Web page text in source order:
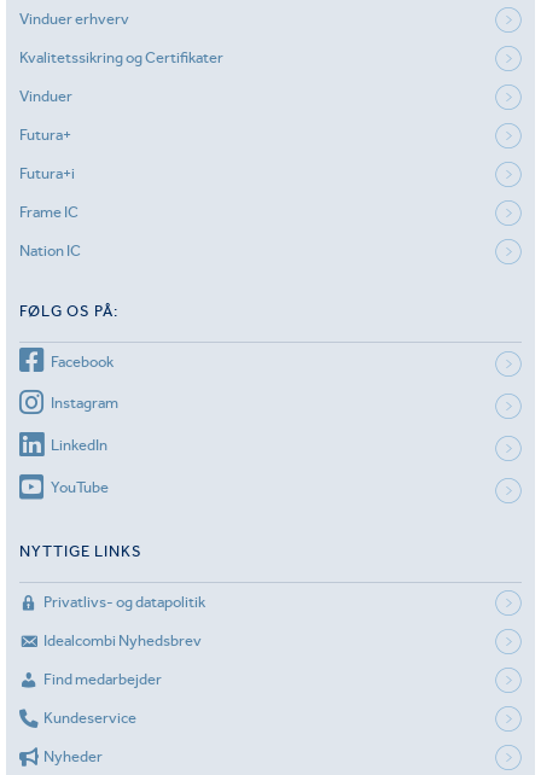
Vinduer erhverv
Kvalitetssikring og Certifikater
Vinduer
Futura+
Futura+i
Frame IC
Nation IC
FØLG OS PÅ:
Facebook
Instagram
LinkedIn
YouTube
NYTTIGE LINKS
Privatlivs- og datapolitik
Idealcombi Nyhedsbrev
Find medarbejder
Kundeservice
Nyheder